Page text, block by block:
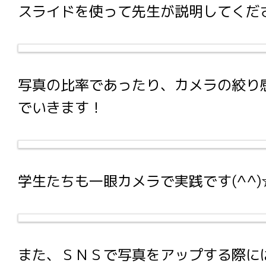
スライドを使って先生が説明してくだ
写真の比率であったり、カメラの絞
でいきます！
学生たちも一眼カメラで実践です
また、ＳＮＳで写真をアップする際